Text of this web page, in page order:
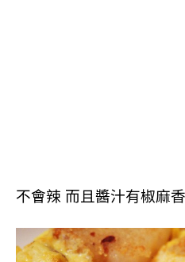
不會辣 而且醬汁有椒麻